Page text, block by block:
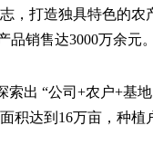
，打造独具特色的农
销售达3000万余元。
索出 “公司 +农户+基地
积达到 16万亩，种植